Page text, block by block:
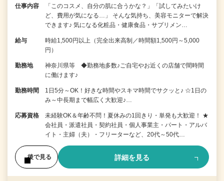
仕事内容
「このコスメ、自分の肌に合うかな？」「試してみたいけ
ど、費用が気になる…」 そんな気持ち、美容モニターで解決
できます♪ 気になる化粧品・健康食品・サプリメン…
給与
時給1,500円以上（完全出来高制／時間額1,500円～5,000
円）
勤務地
神奈川県等 ◆勤務地多数♪ご自宅やお近くの店舗で間時間
に働けます♪
勤務時間
1日5分～OK！好きな時間やスキマ時間でサクッと♪ ☆1日の
み～中長期まで幅広く大歓迎♪…
応募資格
未経験OK＆年齢不問！夏休みの1回きり・単発も大歓迎！ ★
会社員・派遣社員・契約社員・個人事業主・パート・アルバ
イト・主婦（夫）・フリーターなど、20代～50代…
後で見る 詳細を見る